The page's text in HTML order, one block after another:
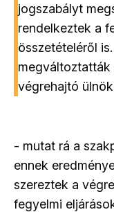
jogszabályt
rendelkeztek a
összetételéről
végrehajtó
- mutat rá a
ennek
szereztek a
fegyelmi